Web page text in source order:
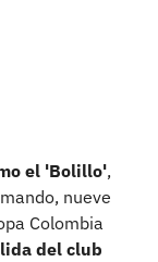
el 'Bolillo',
nueve
Colombia
del club